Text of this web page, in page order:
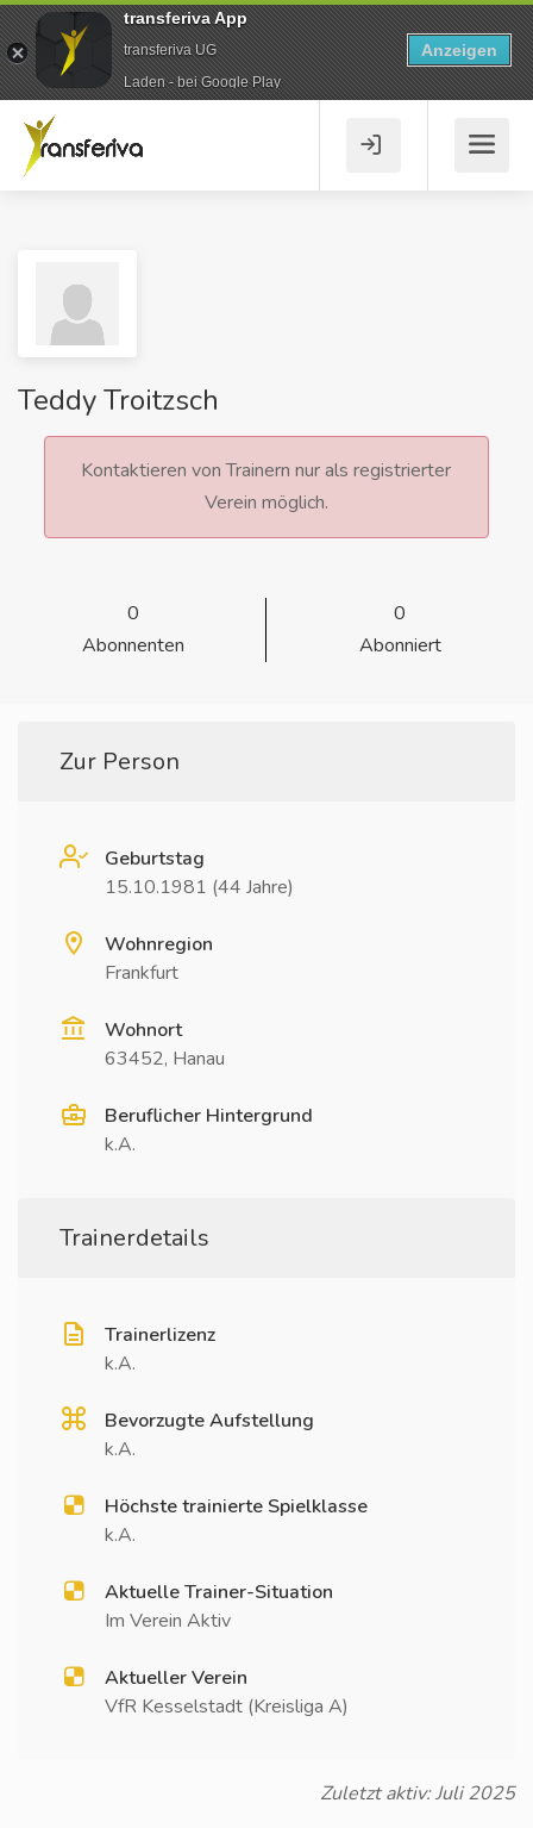
Teddy Troitzsch
Kontaktieren von Trainern nur als registrierter
Verein möglich.
0
Abonnenten
0
Abonniert
Zur Person
Geburtstag
15.10.1981 (44 Jahre)
Wohnregion
Frankfurt
Wohnort
63452, Hanau
Beruflicher Hintergrund
k.A.
Trainerdetails
Trainerlizenz
k.A.
Bevorzugte Aufstellung
k.A.
Höchste trainierte Spielklasse
k.A.
Aktuelle Trainer-Situation
Im Verein Aktiv
Aktueller Verein
VfR Kesselstadt (Kreisliga A)
Zuletzt aktiv: Juli 2025
transferiva App
transferiva UG
Laden - bei Google Play
Anzeigen